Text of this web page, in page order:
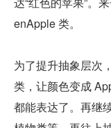
enApple 类。
为了提升抽象层次
类，让颜色变成
都能表达了。再继